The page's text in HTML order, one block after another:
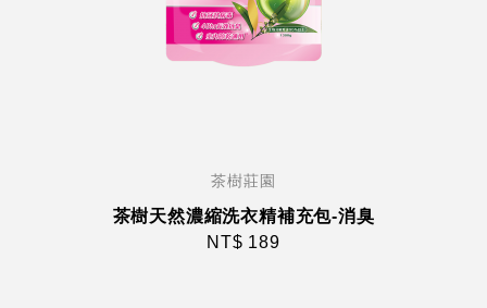
茶樹莊園
茶樹天然濃縮洗衣精補充包-消臭
NT$ 189